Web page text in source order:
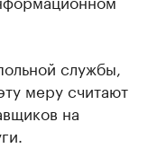
службы,
меру считают
на